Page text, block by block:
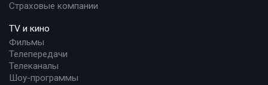
Страховые компании
TV и кино
Фильмы
Телепередачи
Телеканалы
Шоу-программы